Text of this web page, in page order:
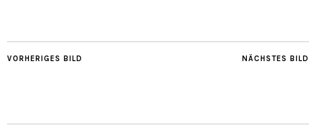
NÄCHSTES BILD
VORHERIGES BILD